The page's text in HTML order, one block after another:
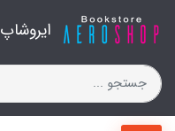
ایروشاپ